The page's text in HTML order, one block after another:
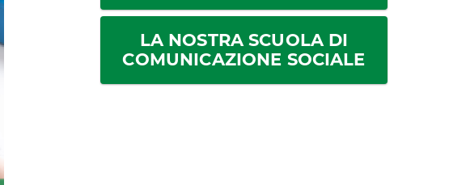
LA NOSTRA SCUOLA DI
COMUNICAZIONE SOCIALE